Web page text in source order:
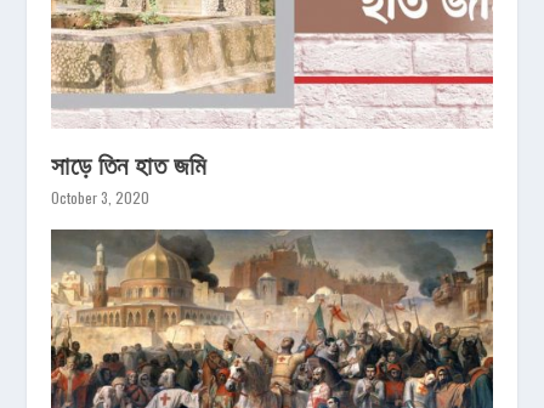
সাড়ে তিন হাত জমি
October 3, 2020